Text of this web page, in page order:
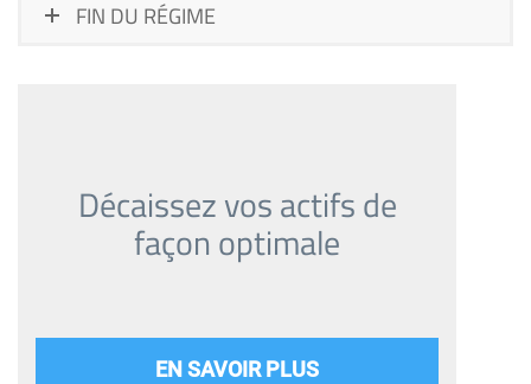
FIN DU RÉGIME
Décaissez vos actifs de
façon optimale
EN SAVOIR PLUS